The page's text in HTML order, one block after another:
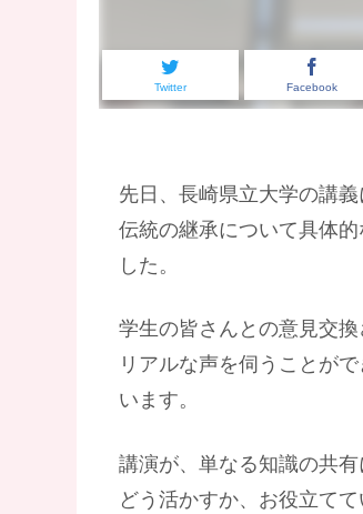
Twitter Facebook
先日、長崎県立大学の講
伝統の継承について具体
した。
学生の皆さんとの意見交
リアルな声を伺うことが
います。
講演が、単なる知識の共
どう活かすか、お役立てて